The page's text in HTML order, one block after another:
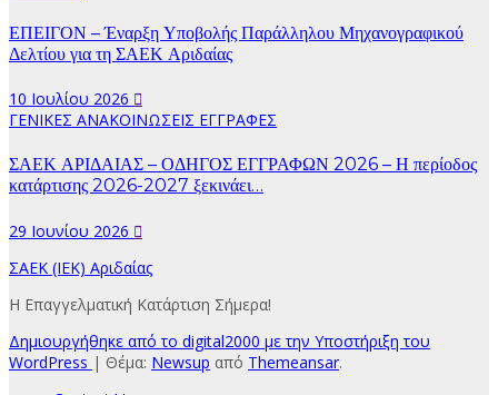
ΕΠΕΙΓΟΝ – Έναρξη Υποβολής Παράλληλου Μηχανογραφικού
Δελτίου για τη ΣΑΕΚ Αριδαίας
10 Ιουλίου 2026
ΓΕΝΙΚΕΣ ΑΝΑΚΟΙΝΩΣΕΙΣ ΕΓΓΡΑΦΕΣ
ΣΑΕΚ ΑΡΙΔΑΙΑΣ – ΟΔΗΓΟΣ ΕΓΓΡΑΦΩΝ 2026 – Η περίοδος
κατάρτισης 2026-2027 ξεκινάει…
29 Ιουνίου 2026
ΣΑΕΚ (ΙΕΚ) Αριδαίας
Η Επαγγελματική Κατάρτιση Σήμερα!
Δημιουργήθηκε από το digital2000 με την Υποστήριξη του
WordPress | Θέμα: Newsup από Themeansar.